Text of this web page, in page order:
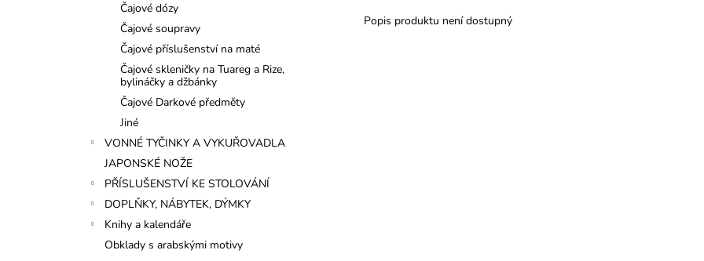
Čajové dózy
Čajové soupravy
Čajové příslušenství na maté
Čajové skleničky na Tuareg a Rize,
bylináčky a džbánky
Čajové Darkové předměty
Jiné
VONNÉ TYČINKY A VYKUŘOVADLA
JAPONSKÉ NOŽE
PŘÍSLUŠENSTVÍ KE STOLOVÁNÍ
DOPLŇKY, NÁBYTEK, DÝMKY
Knihy a kalendáře
Obklady s arabskými motivy
Popis produktu není dostupný